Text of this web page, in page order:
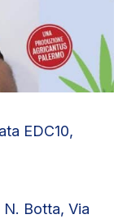
EDC10,
Botta, Via